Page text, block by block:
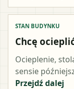
STAN BUDYNKU
Chcę
Ocieplenie,
sensie
Przejdź dalej